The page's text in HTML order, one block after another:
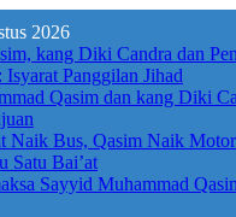
2026
kang Diki Candra dan
Isyarat Panggilan Jihad
Qasim dan kang Diki
Naik Bus, Qasim Naik
Satu Bai’at
Sayyid Muhammad